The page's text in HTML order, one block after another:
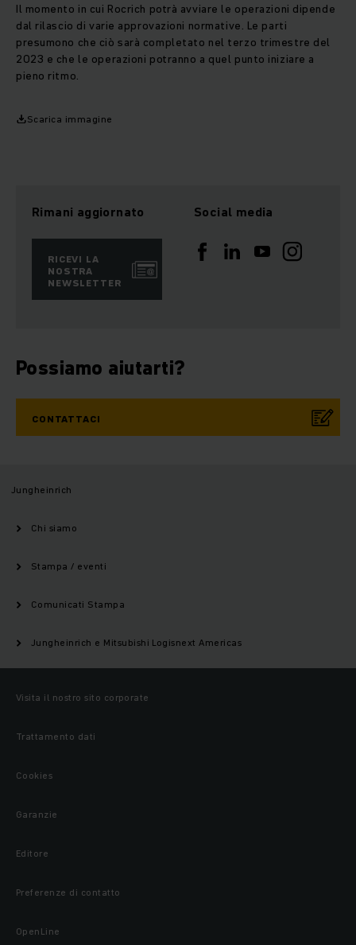
Il momento in cui Rocrich potrà avviare le operazioni dipende
dal rilascio di varie approvazioni normative. Le parti
presumono che ciò sarà completato nel terzo trimestre del
2023 e che le operazioni potranno a quel punto iniziare a
pieno ritmo.
Scarica immagine
Rimani aggiornato
RICEVI LA
NOSTRA
NEWSLETTER
Social media
Possiamo aiutarti?
CONTATTACI
Jungheinrich
Chi siamo
Stampa / eventi
Comunicati Stampa
Jungheinrich e Mitsubishi Logisnext Americas
Visita il nostro sito corporate
Trattamento dati
Cookies
Garanzie
Editore
Preferenze di contatto
OpenLine